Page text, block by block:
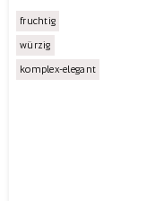
fruchtig
würzig
komplex-elegant